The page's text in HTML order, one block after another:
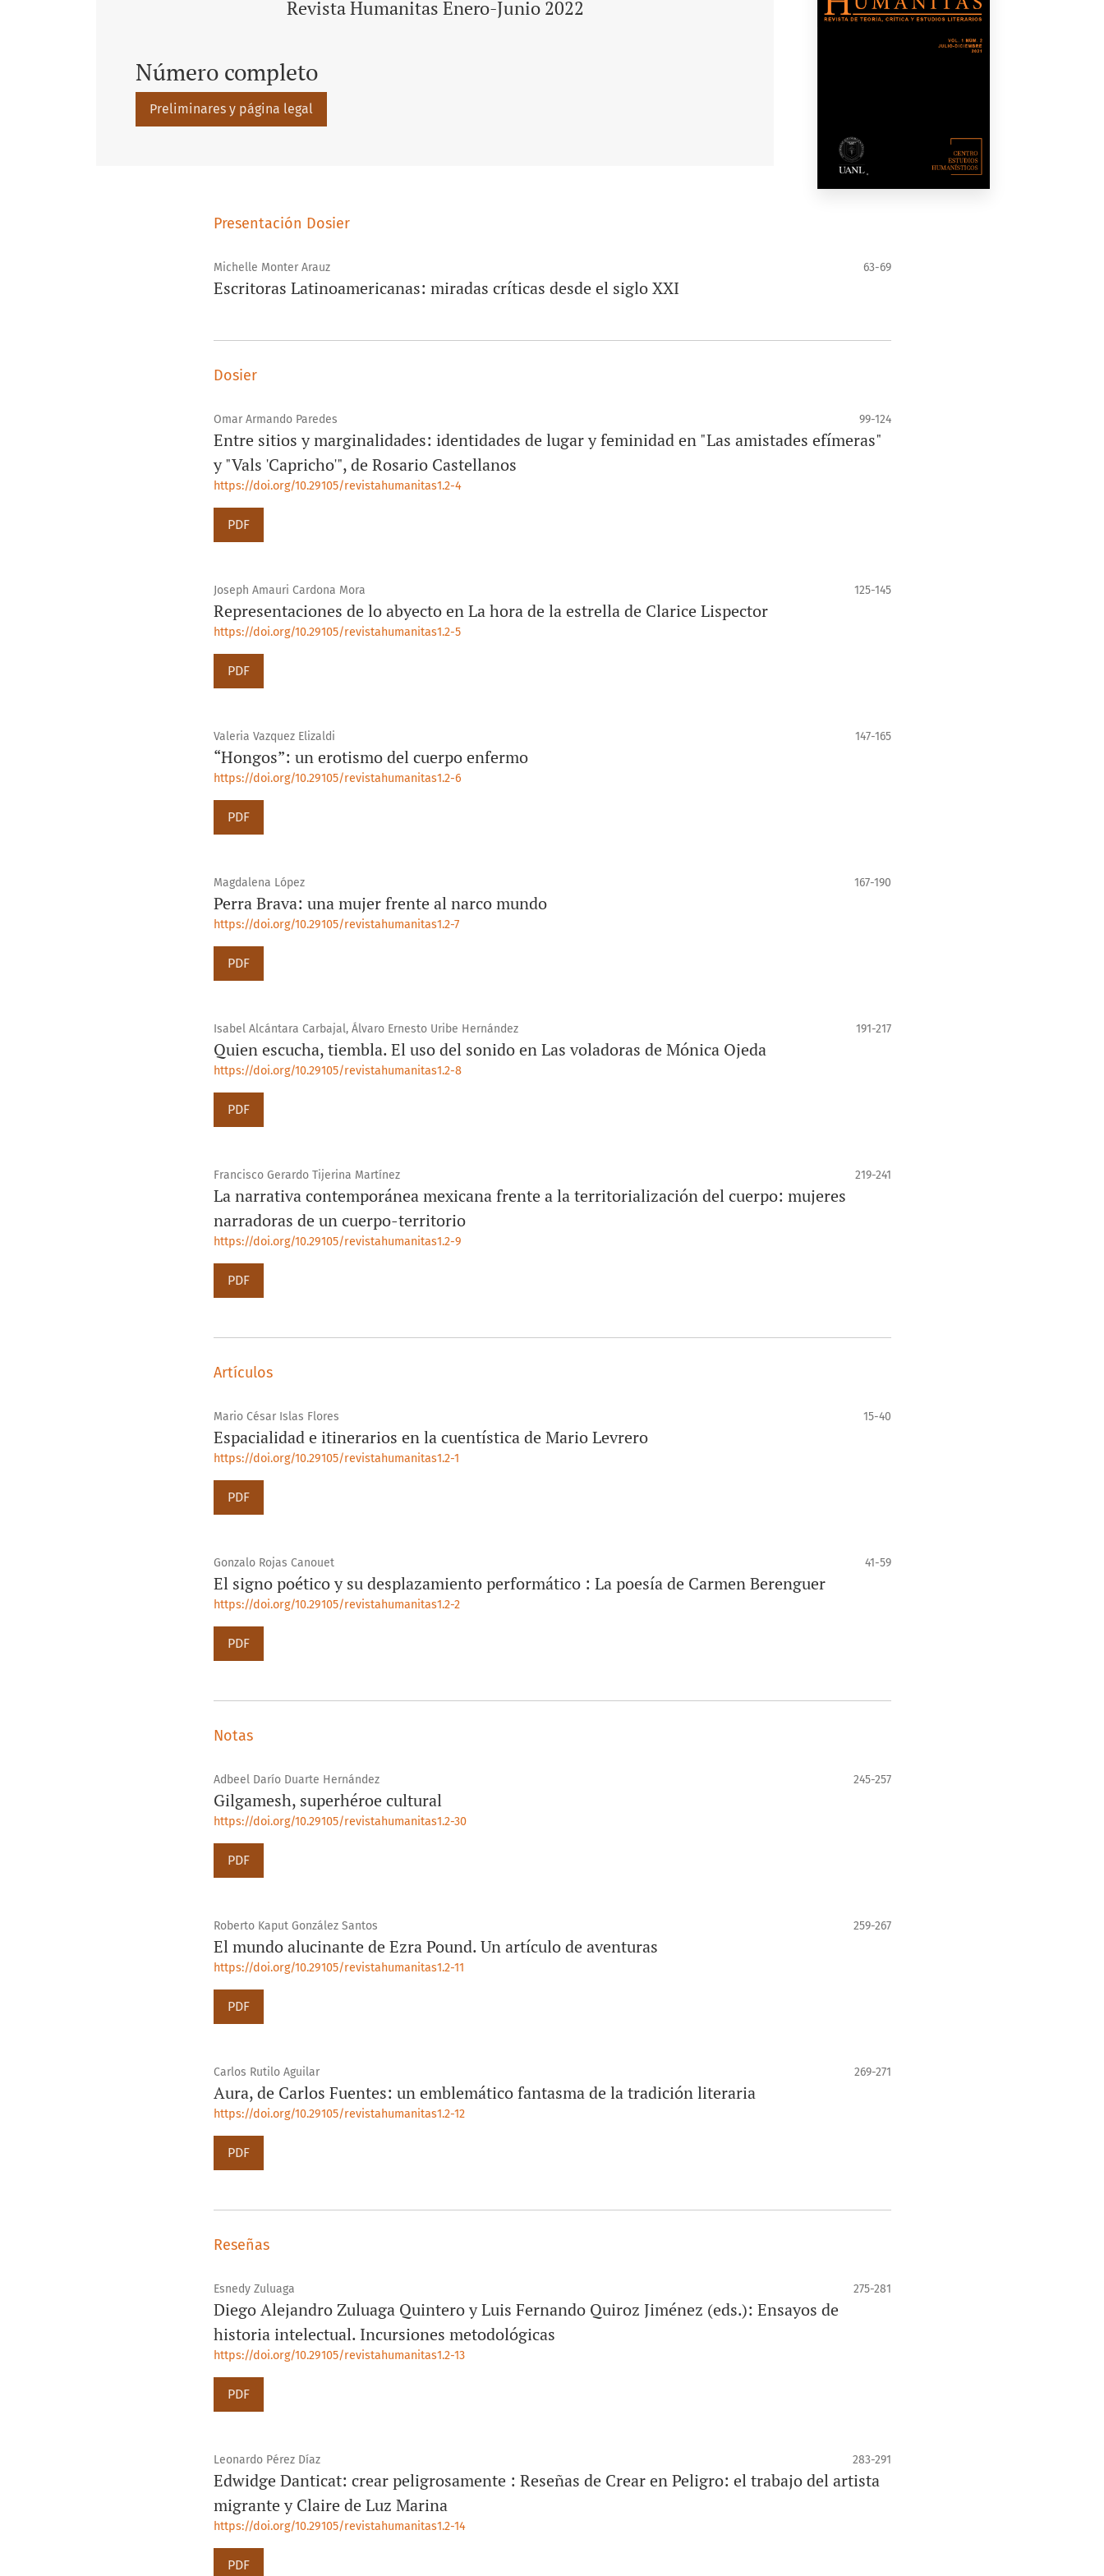
Revista Humanitas Enero-Junio 2022
Número completo
Preliminares y página legal
Presentación Dosier
Michelle Monter Arauz 63-69
Escritoras Latinoamericanas: miradas críticas desde el siglo XXI
Dosier
Omar Armando Paredes 99-124
Entre sitios y marginalidades: identidades de lugar y feminidad en "Las amistades efímeras"
y "Vals 'Capricho'", de Rosario Castellanos
https://doi.org/10.29105/revistahumanitas1.2-4
PDF
Joseph Amauri Cardona Mora 125-145
Representaciones de lo abyecto en La hora de la estrella de Clarice Lispector
https://doi.org/10.29105/revistahumanitas1.2-5
PDF
Valeria Vazquez Elizaldi 147-165
“Hongos”: un erotismo del cuerpo enfermo
https://doi.org/10.29105/revistahumanitas1.2-6
PDF
Magdalena López 167-190
Perra Brava: una mujer frente al narco mundo
https://doi.org/10.29105/revistahumanitas1.2-7
PDF
Isabel Alcántara Carbajal, Álvaro Ernesto Uribe Hernández 191-217
Quien escucha, tiembla. El uso del sonido en Las voladoras de Mónica Ojeda
https://doi.org/10.29105/revistahumanitas1.2-8
PDF
Francisco Gerardo Tijerina Martínez 219-241
La narrativa contemporánea mexicana frente a la territorialización del cuerpo: mujeres
narradoras de un cuerpo-territorio
https://doi.org/10.29105/revistahumanitas1.2-9
PDF
Artículos
Mario César Islas Flores 15-40
Espacialidad e itinerarios en la cuentística de Mario Levrero
https://doi.org/10.29105/revistahumanitas1.2-1
PDF
Gonzalo Rojas Canouet 41-59
El signo poético y su desplazamiento performático : La poesía de Carmen Berenguer
https://doi.org/10.29105/revistahumanitas1.2-2
PDF
Notas
Adbeel Darío Duarte Hernández 245-257
Gilgamesh, superhéroe cultural
https://doi.org/10.29105/revistahumanitas1.2-30
PDF
Roberto Kaput González Santos 259-267
El mundo alucinante de Ezra Pound. Un artículo de aventuras
https://doi.org/10.29105/revistahumanitas1.2-11
PDF
Carlos Rutilo Aguilar 269-271
Aura, de Carlos Fuentes: un emblemático fantasma de la tradición literaria
https://doi.org/10.29105/revistahumanitas1.2-12
PDF
Reseñas
Esnedy Zuluaga 275-281
Diego Alejandro Zuluaga Quintero y Luis Fernando Quiroz Jiménez (eds.): Ensayos de
historia intelectual. Incursiones metodológicas
https://doi.org/10.29105/revistahumanitas1.2-13
PDF
Leonardo Pérez Díaz 283-291
Edwidge Danticat: crear peligrosamente : Reseñas de Crear en Peligro: el trabajo del artista
migrante y Claire de Luz Marina
https://doi.org/10.29105/revistahumanitas1.2-14
PDF